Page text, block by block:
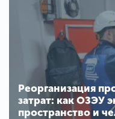
Реорганизация
затрат: как ОЗЭУ
пространство и